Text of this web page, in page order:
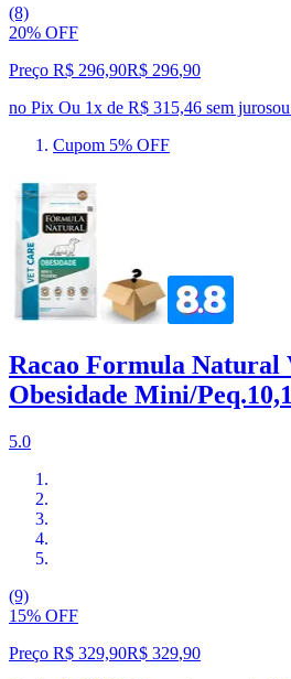
(8)
20% OFF
Preço R$ 296,90R$ 296,90
no Pix Ou 1x de R$ 315,46 sem jurosou
Cupom 5% OFF
Racao Formula Natural
Obesidade Mini/
5.0
(9)
15% OFF
Preço R$ 329,90R$ 329,90